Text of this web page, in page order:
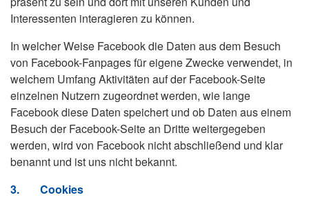
Interessenten interagieren zu können.
In welcher Weise Facebook die Daten aus dem Besuch
von Facebook-Fanpages für eigene Zwecke verwendet, in
welchem Umfang Aktivitäten auf der Facebook-Seite
einzelnen Nutzern zugeordnet werden, wie lange
Facebook diese Daten speichert und ob Daten aus einem
Besuch der Facebook-Seite an Dritte weitergegeben
werden, wird von Facebook nicht abschließend und klar
benannt und ist uns nicht bekannt.
3.
Cookies